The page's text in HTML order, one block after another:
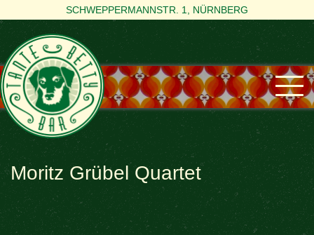
SCHWEPPERMANNSTR. 1, NÜRNBERG
Moritz Grübel Quartet